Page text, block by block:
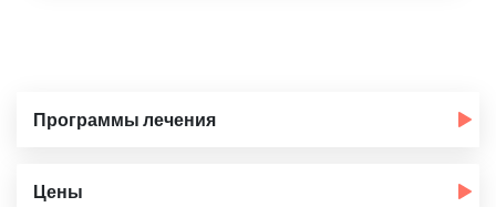
Программы лечения
Цены